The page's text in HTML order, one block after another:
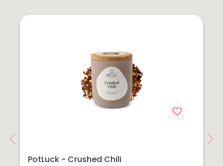
PotLuck - Crushed Chili